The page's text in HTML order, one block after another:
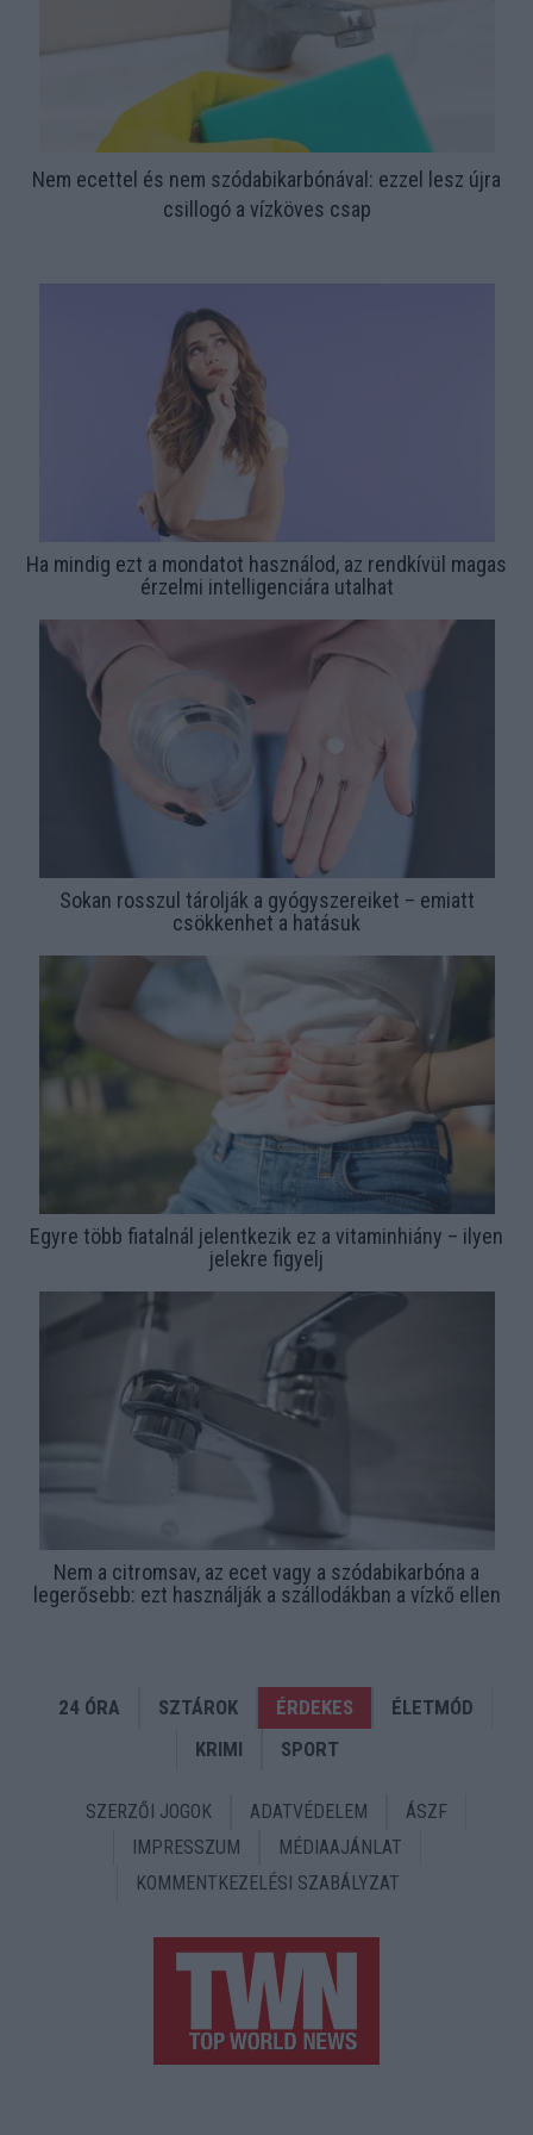
Nem ecettel és nem szódabikarbónával: ezzel lesz újra
csillogó a vízköves csap
Ha mindig ezt a mondatot használod, az rendkívül magas
érzelmi intelligenciára utalhat
Sokan rosszul tárolják a gyógyszereiket – emiatt
csökkenhet a hatásuk
Egyre több fiatalnál jelentkezik ez a vitaminhiány – ilyen
jelekre figyelj
Nem a citromsav, az ecet vagy a szódabikarbóna a
legerősebb: ezt használják a szállodákban a vízkő ellen
24 ÓRA SZTÁROK ÉRDEKES
ÉLETMÓD
KRIMI
SPORT
SZERZŐI JOGOK ADATVÉDELEM
ÁSZF
IMPRESSZUM
MÉDIAAJÁNLAT
KOMMENTKEZELÉSI SZABÁLYZAT